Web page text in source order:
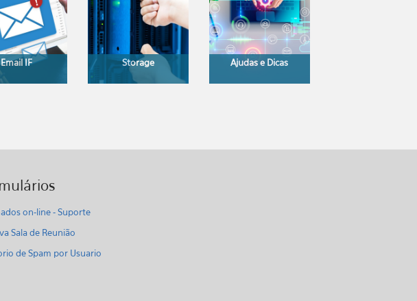
Email IF Storage Ajudas e Dicas
on-line - Suporte
Sala de Reunião
de Spam por Usuario